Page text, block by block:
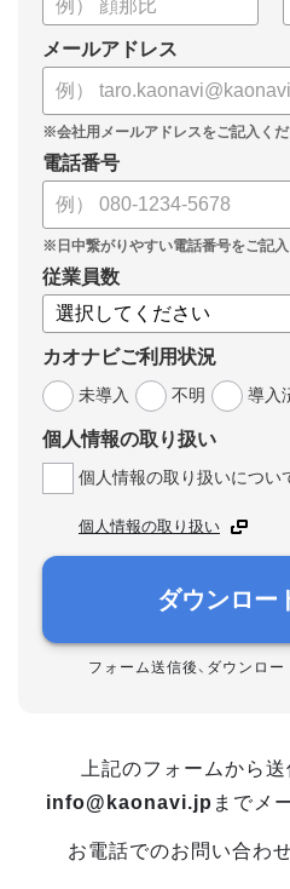
メールアドレス
電話番号
従業員数
カオナビご利用状況
未導入
不明 導入
個人情報の取り扱い
個人情報の取り扱いについ
個人情報の取り扱い
ダウンロー
フォーム送信後、ダウンロ
上記のフォームから送
info@kaonavi.jp までメ
お電話でのお問い合わ